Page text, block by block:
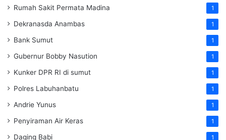
Rumah Sakit Permata Madina 1
Dekranasda Anambas 1
Bank Sumut 1
Gubernur Bobby Nasution 1
Kunker DPR RI di sumut 1
Polres Labuhanbatu 1
Andrie Yunus 1
Penyiraman Air Keras 1
Daging Babi 1